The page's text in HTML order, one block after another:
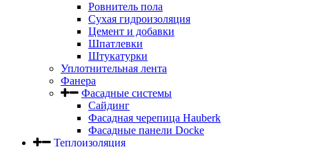
Ровнитель пола
Сухая гидроизоляция
Цемент и добавки
Шпатлевки
Штукатурки
Уплотнительная лента
Фанера
Фасадные системы
Сайдинг
Фасадная черепица Hauberk
Фасадные панели Docke
Теплоизоляция